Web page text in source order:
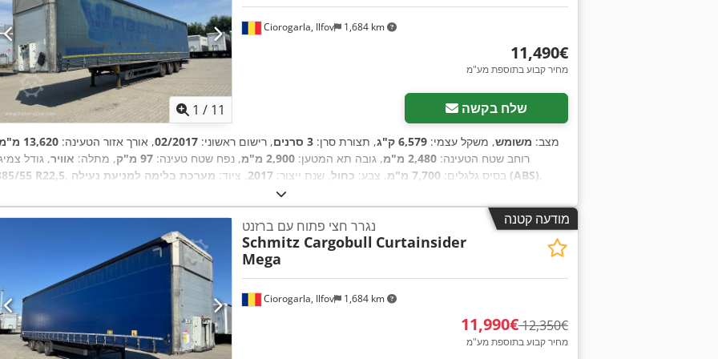
1 / 11
Ciorogarla, Ilfov 1,684 km
‏11,490 ‏€
מחיר קבוע בתוספת מע"מ
שלח בקשה
מצב: משומש, משקל עצמי: 6,579 ק"ג , תצורת סרן: 3 סרנים , רישום ראשוני: 02/2017, אורך אזור הטעינה: 13,620 מ"מ
רוחב שטח הטעינה: 2,480 מ"מ , גובה תא המטען: 2,900 מ"מ , נפח שטח טעינה: 97 מ"ק , מתלה: אוויר, גודל
385/55 R22,5
, בסיס גלגלים: 7,700 מ"מ , צבע: כחול, שנת ייצור: 2017, ציוד: מערכת בלימה למניעת נעילה (ABS),
מודעה קטנה
Ciorogarla, Ilfov 1,684 km
נגרר חצי פתוח עם ברזנט
Schmitz Cargobull Curtainsider
Mega
‏11,990 ‏€ ‏12,350 ‏€
מחיר קבוע בתוספת מע"מ